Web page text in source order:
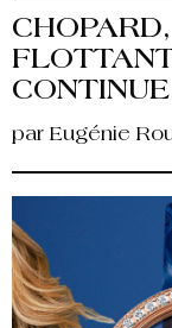
par Eugénie